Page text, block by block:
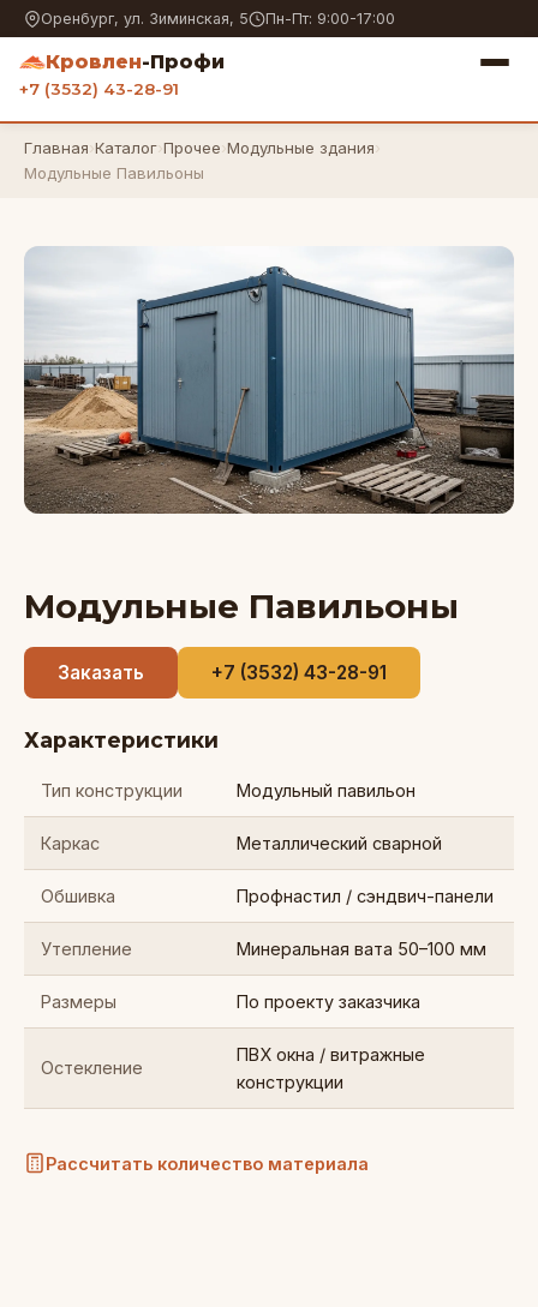
Оренбург, ул. Зиминская, 5 Пн-Пт: 9:00-17:00
Кровлен-Профи
+7 (3532) 43-28-91
Главная›Каталог›Прочее›Модульные здания›
Модульные Павильоны
Модульные Павильоны
Заказать +7 (3532) 43-28-91
Характеристики
Тип конструкции Модульный павильон
Каркас Металлический сварной
Обшивка Профнастил / сэндвич-панели
Утепление Минеральная вата 50–100 мм
Размеры По проекту заказчика
Остекление
ПВХ окна / витражные
конструкции
Рассчитать количество материала